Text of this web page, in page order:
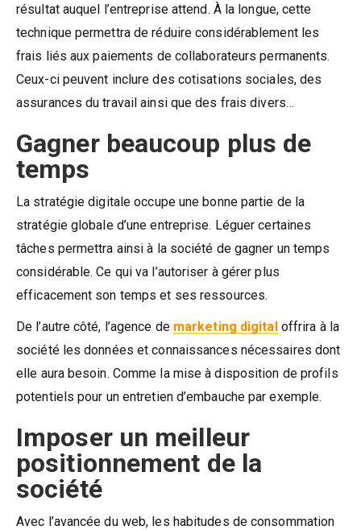
résultat auquel l’entreprise attend. À la longue, cette
technique permettra de réduire considérablement les
frais liés aux paiements de collaborateurs permanents.
Ceux-ci peuvent inclure des cotisations sociales, des
assurances du travail ainsi que des frais divers…
Gagner beaucoup plus de
temps
La stratégie digitale occupe une bonne partie de la
stratégie globale d’une entreprise. Léguer certaines
tâches permettra ainsi à la société de gagner un temps
considérable. Ce qui va l’autoriser à gérer plus
efficacement son temps et ses ressources.
De l’autre côté, l’agence de marketing digitaloffrira à la
société les données et connaissances nécessaires dont
elle aura besoin. Comme la mise à disposition de profils
potentiels pour un entretien d’embauche par exemple.
Imposer un meilleur
positionnement de la
société
Avec l’avancée du web, les habitudes de consommation